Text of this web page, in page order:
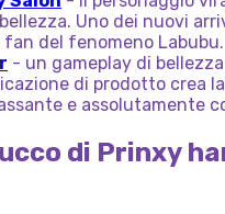
Uno dei nuovi
del fenomeno Labubu.
- un gameplay di
di prodotto crea
e assolutamente
di Prinxy